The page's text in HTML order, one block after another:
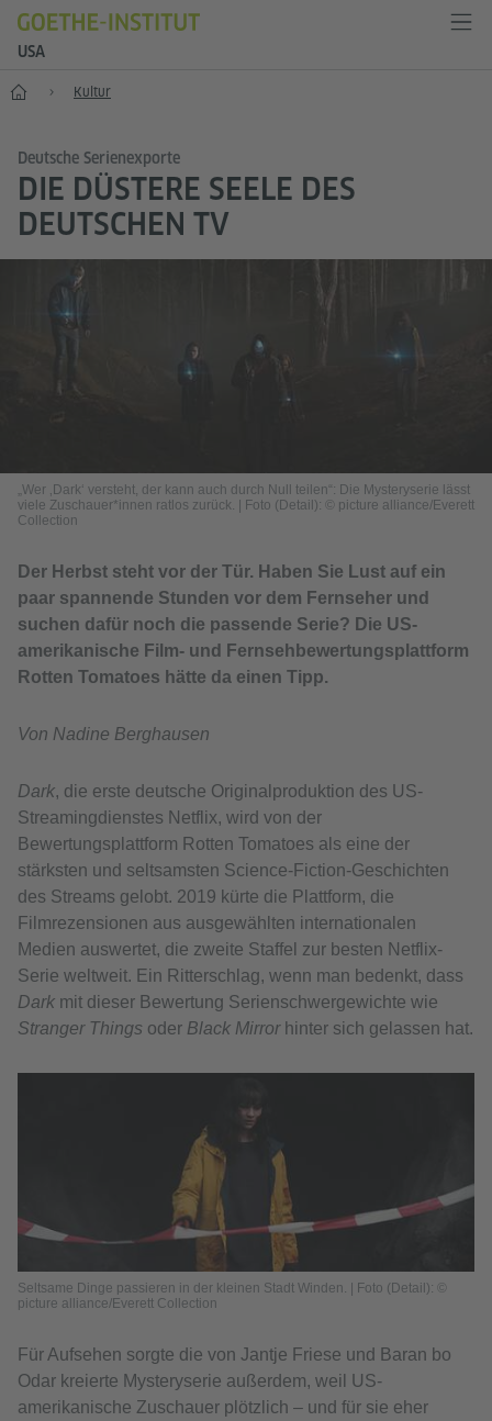
USA
Start Kultur
Deutsche Serienexporte
DIE DÜSTERE SEELE DES
DEUTSCHEN TV
„Wer ‚Dark‘ versteht, der kann auch durch Null teilen“: Die Mysteryserie lässt
viele Zuschauer*innen ratlos zurück.
Foto (Detail): © picture alliance/Everett
Collection
Der Herbst steht vor der Tür. Haben Sie Lust auf ein
paar spannende Stunden vor dem Fernseher und
suchen dafür noch die passende Serie? Die US-
amerikanische Film- und Fernsehbewertungsplattform
Rotten Tomatoes hätte da einen Tipp.
Von Nadine Berghausen
Dark, die erste deutsche Originalproduktion des US-
Streamingdienstes Netflix, wird von der
Bewertungsplattform Rotten Tomatoes als eine der
stärksten und seltsamsten Science-Fiction-Geschichten
des Streams gelobt. 2019 kürte die Plattform, die
Filmrezensionen aus ausgewählten internationalen
Medien auswertet, die zweite Staffel zur besten Netflix-
Serie weltweit. Ein Ritterschlag, wenn man bedenkt, dass
Dark mit dieser Bewertung Serienschwergewichte wie
Stranger Things oder Black Mirrorhinter sich gelassen hat.
Seltsame Dinge passieren in der kleinen Stadt Winden. | Foto (Detail): ©
picture alliance/Everett Collection
Für Aufsehen sorgte die von Jantje Friese und Baran bo
Odar kreierte Mysteryserie außerdem, weil US-
amerikanische Zuschauer plötzlich – und für sie eher